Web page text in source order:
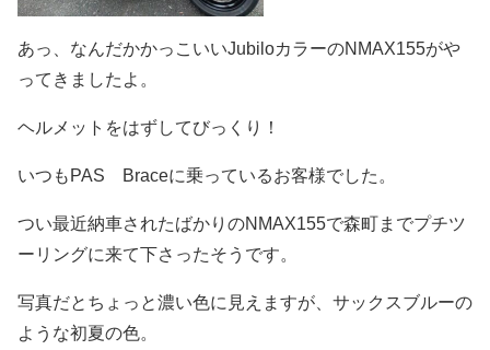
あっ、なんだかかっこいいJubiloカラーのNMAX155がや
ってきましたよ。
ヘルメットをはずしてびっくり！
いつもPAS Braceに乗っているお客様でした。
つい最近納車されたばかりのNMAX155で森町までプチツ
ーリングに来て下さったそうです。
写真だとちょっと濃い色に見えますが、サックスブルーの
ような初夏の色。